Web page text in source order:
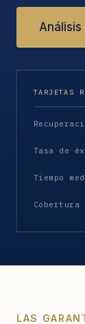
TARJETAS
Tasa de
Tiempo
Cobertura
LAS